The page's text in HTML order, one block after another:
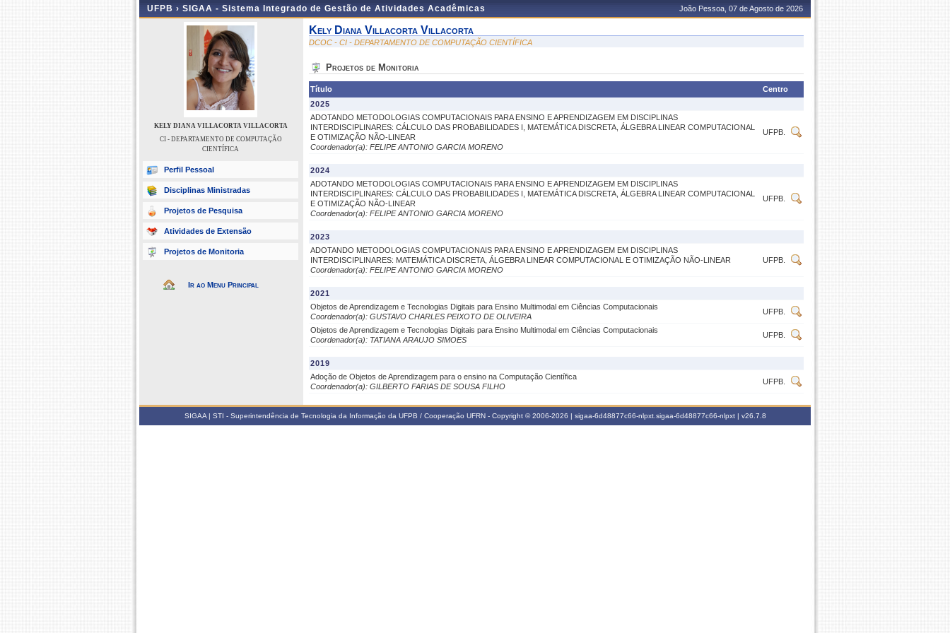
UFPB › SIGAA - Sistema Integrado de Gestão de Atividades Acadêmicas João Pessoa, 07 de Agosto de 2026
KELY DIANA VILLACORTA VILLACORTA
CI - DEPARTAMENTO DE COMPUTAÇÃO
CIENTÍFICA
Perfil Pessoal
Disciplinas Ministradas
Projetos de Pesquisa
Atividades de Extensão
Projetos de Monitoria
Ir ao Menu Principal
Kely Diana Villacorta Villacorta
DCOC - CI - DEPARTAMENTO DE COMPUTAÇÃO CIENTÍFICA
Projetos de Monitoria
Título
Centro
2025
ADOTANDO METODOLOGIAS COMPUTACIONAIS PARA ENSINO E APRENDIZAGEM EM DISCIPLINAS
INTERDISCIPLINARES: CÁLCULO DAS PROBABILIDADES I, MATEMÁTICA DISCRETA, ÁLGEBRA LINEAR COMPUTACIONAL
E OTIMIZAÇÃO NÃO-LINEAR
Coordenador(a): FELIPE ANTONIO GARCIA MORENO
UFPB.
2024
ADOTANDO METODOLOGIAS COMPUTACIONAIS PARA ENSINO E APRENDIZAGEM EM DISCIPLINAS
INTERDISCIPLINARES: CÁLCULO DAS PROBABILIDADES I, MATEMÁTICA DISCRETA, ÁLGEBRA LINEAR COMPUTACIONAL
E OTIMIZAÇÃO NÃO-LINEAR
Coordenador(a): FELIPE ANTONIO GARCIA MORENO
UFPB.
2023
ADOTANDO METODOLOGIAS COMPUTACIONAIS PARA ENSINO E APRENDIZAGEM EM DISCIPLINAS
INTERDISCIPLINARES: MATEMÁTICA DISCRETA, ÁLGEBRA LINEAR COMPUTACIONAL E OTIMIZAÇÃO NÃO-LINEAR
Coordenador(a): FELIPE ANTONIO GARCIA MORENO
UFPB.
2021
Objetos de Aprendizagem e Tecnologias Digitais para Ensino Multimodal em Ciências Computacionais
Coordenador(a): GUSTAVO CHARLES PEIXOTO DE OLIVEIRA
UFPB.
Objetos de Aprendizagem e Tecnologias Digitais para Ensino Multimodal em Ciências Computacionais
Coordenador(a): TATIANA ARAUJO SIMOES
UFPB.
2019
Adoção de Objetos de Aprendizagem para o ensino na Computação Científica
Coordenador(a): GILBERTO FARIAS DE SOUSA FILHO
UFPB.
SIGAA | STI - Superintendência de Tecnologia da Informação da UFPB / Cooperação UFRN - Copyright © 2006-2026 | sigaa-6d48877c66-nlpxt.sigaa-6d48877c66-nlpxt | v26.7.8